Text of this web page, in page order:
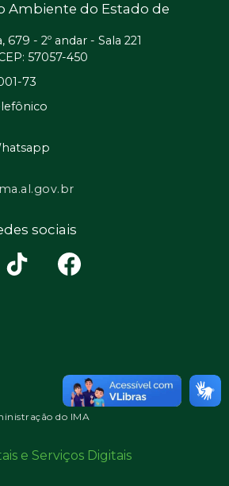
Ambiente do Estado de
- 2º andar - Sala 221
57057-450
73
sociais
do IMA
e Serviços Digitais